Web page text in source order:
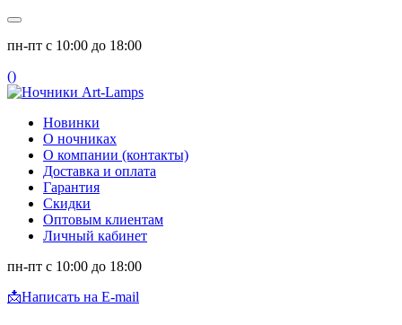
пн-пт с 10:00 до 18:00
()
Новинки
О ночниках
О компании (контакты)
Доставка и оплата
Гарантия
Скидки
Оптовым клиентам
Личный кабинет
пн-пт с 10:00 до 18:00
📩Написать на E-mail